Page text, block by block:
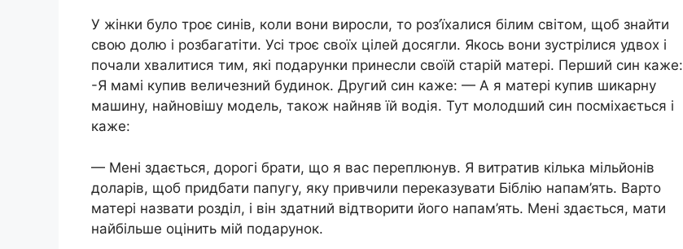
У жінки було троє синів, коли вони виросли, то роз’їхалися білим світом, щоб знайти
свою долю і розбагатіти. Усі троє своїх цілей досягли. Якось вони зустрілися удвох і
почали хвалитися тим, які подарунки принесли своїй старій матері. Перший син каже:
-Я мамі купив величезний будинок. Другий син каже: — А я матері купив шикарну
машину, найновішу модель, також найняв їй водія. Тут молодший син посміхається і
каже:
— Мені здається, дорогі брати, що я вас переплюнув. Я витратив кілька мільйонів
доларів, щоб придбати папугу, яку привчили переказувати Біблію напам’ять. Варто
матері назвати розділ, і він здатний відтворити його напам’ять. Мені здається, мати
найбільше оцінить мій подарунок.